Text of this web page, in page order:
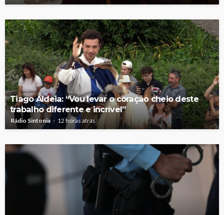
Tiago Aldeia: “Vou levar o coração cheio deste
trabalho diferente e incrível”
Rádio Sintonia 12 horas atrás